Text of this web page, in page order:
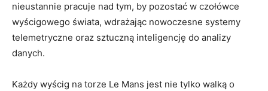
nieustannie pracuje nad tym, by pozostać w czołówce
wyścigowego świata, wdrażając nowoczesne systemy
telemetryczne oraz sztuczną inteligencję do analizy
danych.
Każdy wyścig na torze Le Mans jest nie tylko walką o